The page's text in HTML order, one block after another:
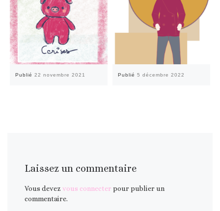
Publié 22 novembre 2021 Publié 5 décembre 2022
Laissez un commentaire
Vous devezvous connecter pour publier un
commentaire.